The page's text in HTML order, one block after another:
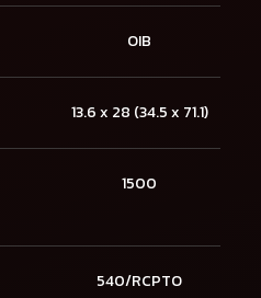
OIB
13.6 x 28 (34.5 x 71.1)
1500
540/RCPTO